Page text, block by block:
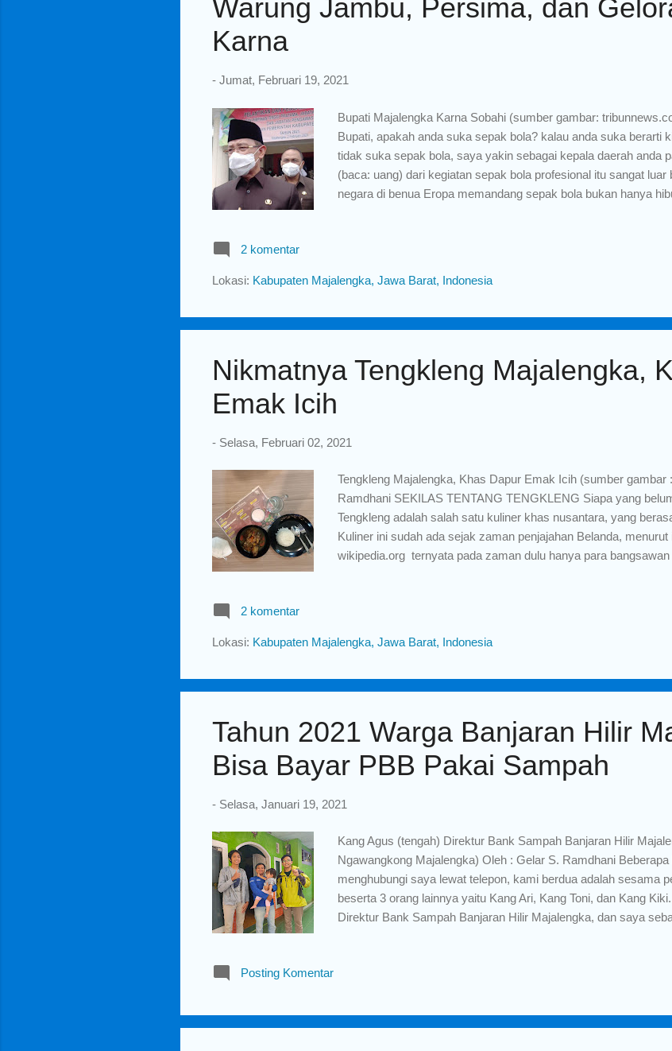
Warung Jambu, Persima, dan
Karna
- Jumat, Februari 19, 2021
Bupati Majalengka Karna Sobahi (sumber gambar:
Bupati, apakah anda suka sepak bola? kalau anda suka berarti
tidak suka sepak bola, saya yakin sebagai kepala daerah anda
(baca: uang) dari kegiatan sepak bola profesional itu sangat
negara di benua Eropa memandang sepak bola bukan hanya
ketika pertandingan sepak bola profesional digelar, akan
ekonominya. Mulai dari para pemain, pelatih, official , panitia
2 komentar
Lokasi: Kabupaten Majalengka, Jawa Barat, Indonesia
Nikmatnya Tengkleng Majalengka,
Emak Icih
- Selasa, Februari 02, 2021
Tengkleng Majalengka, Khas Dapur Emak Icih (sumber gambar
Ramdhani SEKILAS TENTANG TENGKLENG Siapa yang
Tengkleng adalah salah satu kuliner khas nusantara, yang
Kuliner ini sudah ada sejak zaman penjajahan Belanda,
wikipedia.org ternyata pada zaman dulu hanya para
kehabisan cara, tulang-tulang yang masih terdapat sisa daging
dengan bumbu-bumbu pilihan, jadilah tengkleng, yang terkenal
2 komentar
Lokasi: Kabupaten Majalengka, Jawa Barat, Indonesia
Tahun 2021 Warga Banjaran Hilir
Bisa Bayar PBB Pakai Sampah
- Selasa, Januari 19, 2021
Kang Agus (tengah) Direktur Bank Sampah Banjaran Hilir
Ngawangkong Majalengka) Oleh : Gelar S. Ramdhani
menghubungi saya lewat telepon, kami berdua adalah sesama
beserta 3 orang lainnya yaitu Kang Ari, Kang Toni, dan Kang
Direktur Bank Sampah Banjaran Hilir Majalengka, dan saya
saja yang menjadi hambatan, dan apa saja yang menjadi
meminta pertimbangan saya, bahwa beliau punya inovasi
(PBB) TAHUN 2021 PAKAI SAMPAH wah sekali lagi ini sangat
Posting Komentar